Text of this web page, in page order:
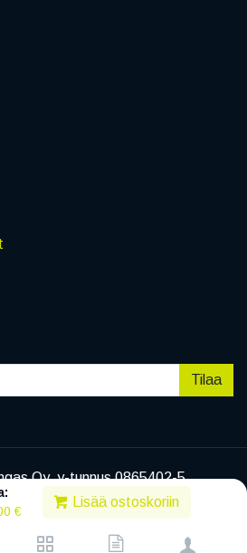
€
Lisää ostoskoriin
Tilaa
Oy, y-tunnus 0865402-5
byLegenda EC